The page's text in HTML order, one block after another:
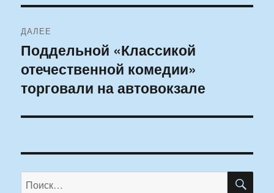
ДАЛЕЕ
Следующая
запись:
Поддельной «Классикой
отечественной комедии»
торговали на автовокзале
Искать: